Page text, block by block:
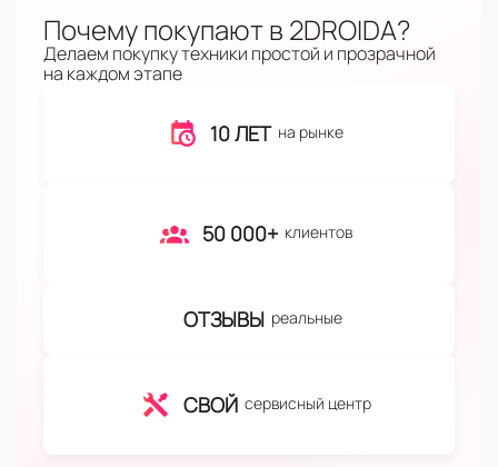
Почему покупают в 2DROIDA?
Делаем покупку техники простой и прозрачной
на каждом этапе
10 ЛЕТ на рынке
50 000+ клиентов
ОТЗЫВЫ реальные
СВОЙ сервисный центр